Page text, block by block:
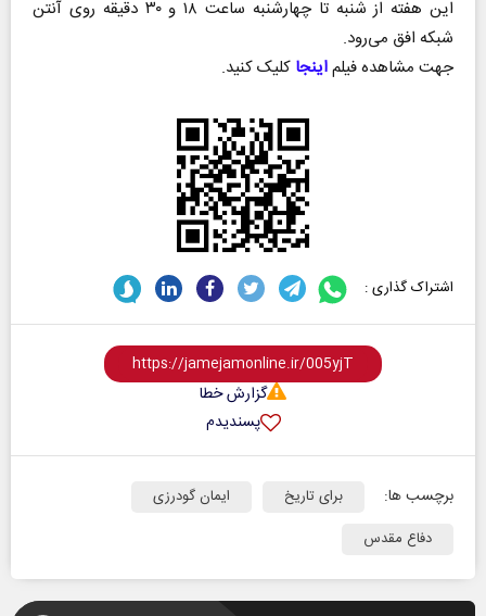
این هفته از شنبه تا چهارشنبه ساعت ۱۸ و ۳۰ دقیقه روی آنتن
شبکه افق می‌رود.
جهت مشاهده فیلماینجا کلیک کنید.
اشتراک گذاری :
گزارش خطا
پسندیدم
برچسب ها: برای تاریخ
ایمان گودرزی
دفاع مقدس